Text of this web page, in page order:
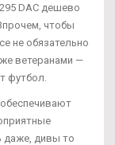
DAC дешево
чтобы
не обязательно
ветеранами —
футбол.
даже, дивы то